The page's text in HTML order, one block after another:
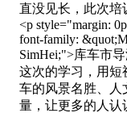
直没见长，此次培
<p style="margin:
font-family:
SimHei;">库车市
这次的学习，用短
车的风景名胜、人
量，让更多的人认